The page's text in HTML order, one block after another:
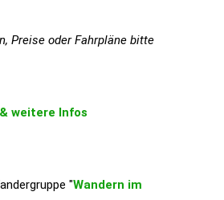
Preise oder Fahrpläne bitte
weitere Infos
"Wandern im